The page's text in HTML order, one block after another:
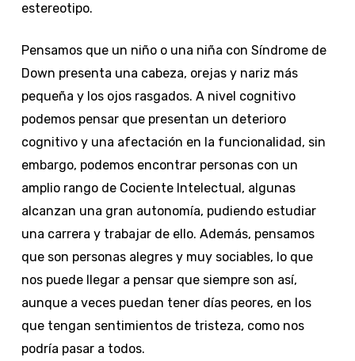
estereotipo.
Pensamos que un niño o una niña con Síndrome de
Down presenta una cabeza, orejas y nariz más
pequeña y los ojos rasgados. A nivel cognitivo
podemos pensar que presentan un deterioro
cognitivo y una afectación en la funcionalidad, sin
embargo, podemos encontrar personas con un
amplio rango de Cociente Intelectual, algunas
alcanzan una gran autonomía, pudiendo estudiar
una carrera y trabajar de ello. Además, pensamos
que son personas alegres y muy sociables, lo que
nos puede llegar a pensar que siempre son así,
aunque a veces puedan tener días peores, en los
que tengan sentimientos de tristeza, como nos
podría pasar a todos.